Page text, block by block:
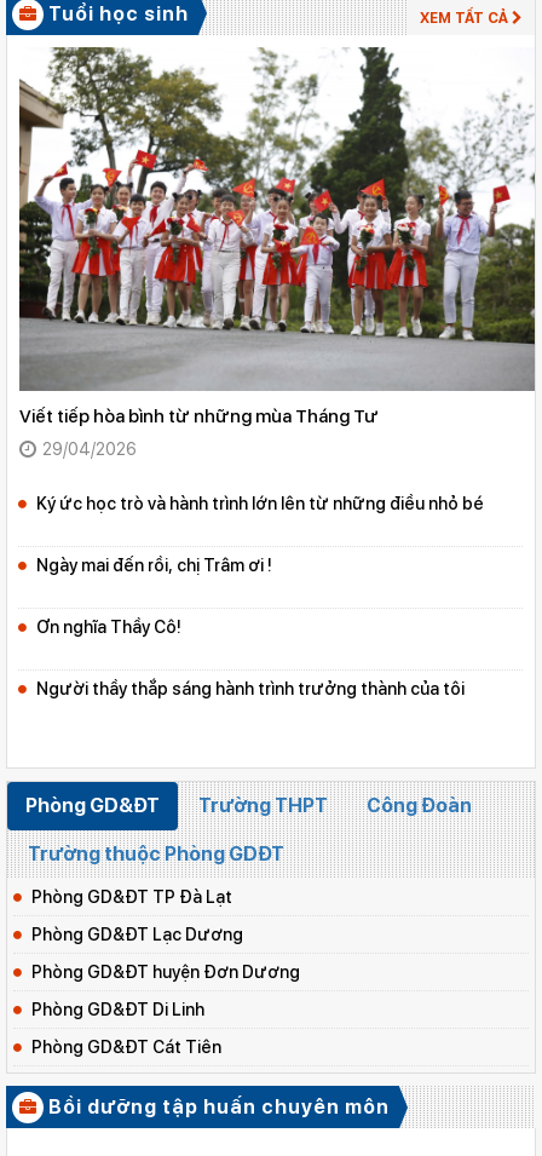
Tuổi học sinh XEM TẤT CẢ
Viết tiếp hòa bình từ những mùa Tháng Tư
29/04/2026
Ký ức học trò và hành trình lớn lên từ những điều nhỏ bé
Ngày mai đến rồi, chị Trâm ơi !
Ơn nghĩa Thầy Cô!
Người thầy thắp sáng hành trình trưởng thành của tôi
Phòng GD&ĐT Trường THPT Công Đoàn
Trường thuộc Phòng GDĐT
Phòng GD&ĐT TP Đà Lạt
Phòng GD&ĐT Lạc Dương
Phòng GD&ĐT huyện Đơn Dương
Phòng GD&ĐT Di Linh
Phòng GD&ĐT Cát Tiên
Phòng GD&ĐT Lâm Hà
Phòng GD&ĐT huyện Đạ Huoai
Bồi dưỡng tập huấn chuyên môn